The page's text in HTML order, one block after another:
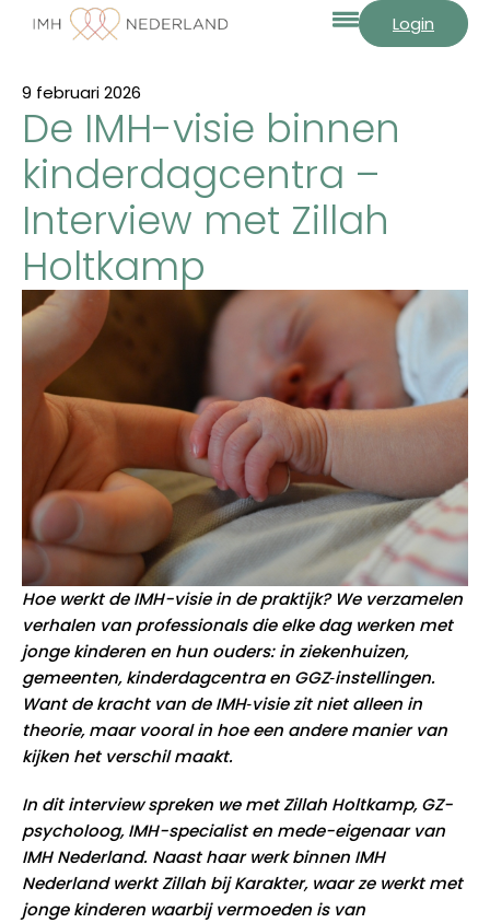
Login
9 februari 2026
De IMH-visie binnen
kinderdagcentra –
Interview met Zillah
Holtkamp
Hoe werkt de IMH-visie in de praktijk? We verzamelen
verhalen van professionals die elke dag werken met
jonge kinderen en hun ouders: in ziekenhuizen,
gemeenten, kinderdagcentra en GGZ‑instellingen.
Want de kracht van de IMH‑visie zit niet alleen in
theorie, maar vooral in hoe een andere manier van
kijken het verschil maakt.
In dit interview spreken we met Zillah Holtkamp, GZ-
psycholoog, IMH-specialist en mede-eigenaar van
IMH Nederland. Naast haar werk binnen IMH
Nederland werkt Zillah bij Karakter, waar ze werkt met
jonge kinderen waarbij vermoeden is van